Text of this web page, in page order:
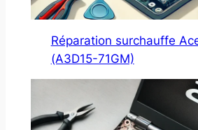
Réparation surchauffe
(A3D15-71GM)